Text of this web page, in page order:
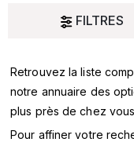
FILTRES
Oui
SERVICES
Retrouvez la liste
notre annuaire des
plus près de chez
Pour affiner votre